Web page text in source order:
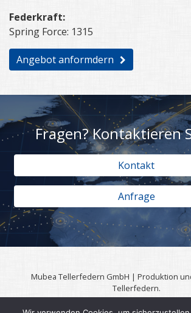
Federkraft:
Spring Force: 1315
Angebot anformdern
Fragen? Kontaktieren
Kontakt
Anfrage
Mubea Tellerfedern GmbH | Produktion
Tellerfedern.